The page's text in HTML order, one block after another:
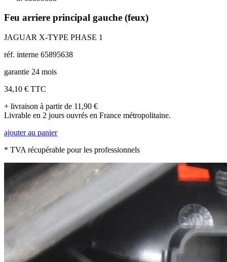
Feu arriere principal gauche (feux)
JAGUAR X-TYPE PHASE 1
réf. interne 65895638
garantie 24 mois
34,10 € TTC
+ livraison à partir de 11,90 €
Livrable en 2 jours ouvrés en France métropolitaine.
ajouter au panier
* TVA récupérable pour les professionnels